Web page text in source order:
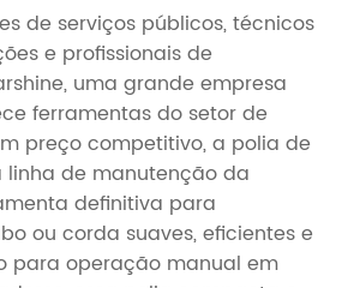
de serviços públicos, técnicos
e profissionais de
uma grande empresa
ferramentas do setor de
preço competitivo, a polia de
de manutenção da
definitiva para
ou corda suaves, eficientes e
para operação manual em